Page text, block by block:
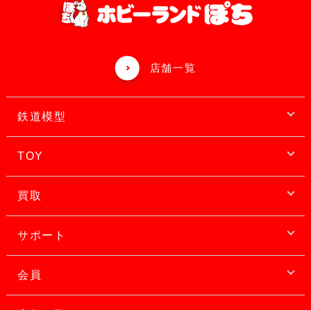
店舗一覧
鉄道模型
TOY
買取
サポート
会員